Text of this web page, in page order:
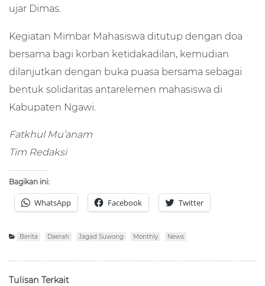
ujar Dimas.
Kegiatan Mimbar Mahasiswa ditutup dengan doa
bersama bagi korban ketidakadilan, kemudian
dilanjutkan dengan buka puasa bersama sebagai
bentuk solidaritas antarelemen mahasiswa di
Kabupaten Ngawi.
Fatkhul Mu’anam
Tim Redaksi
Bagikan ini:
WhatsApp Facebook Twitter
Berita Daerah Jagad Suwong Monthly News
Tulisan Terkait